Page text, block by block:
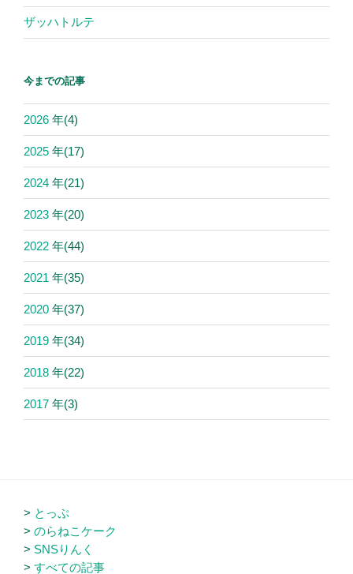
ザッハトルテ
今までの記事
2026 年(4)
2025 年(17)
2024 年(21)
2023 年(20)
2022 年(44)
2021 年(35)
2020 年(37)
2019 年(34)
2018 年(22)
2017 年(3)
とっぷ
のらねこケーク
SNSりんく
すべての記事